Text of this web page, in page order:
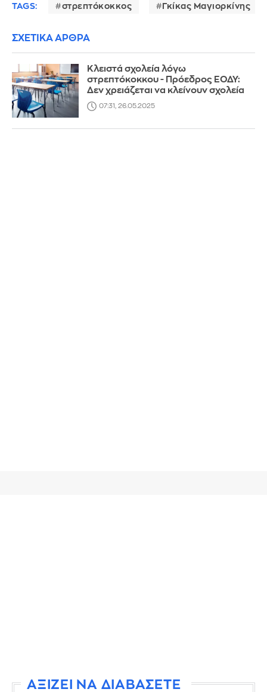
TAGS: στρεπτόκοκκος Γκίκας Μαγιορκίνης
ΣΧΕΤΙΚΑ ΑΡΘΡΑ
Κλειστά σχολεία λόγω
στρεπτόκοκκου - Πρόεδρος ΕΟΔΥ:
Δεν χρειάζεται να κλείνουν σχολεία
07:31, 26.05.2025
ΑΞΙΖΕΙ ΝΑ ΔΙΑΒΑΣΕΤΕ